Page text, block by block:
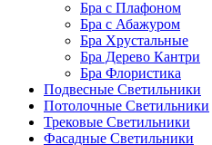
Бра с Плафоном
Бра с Абажуром
Бра Хрустальные
Бра Дерево Кантри
Бра Флористика
Подвесные Светильники
Потолочные Светильники
Трековые Светильники
Фасадные Светильники